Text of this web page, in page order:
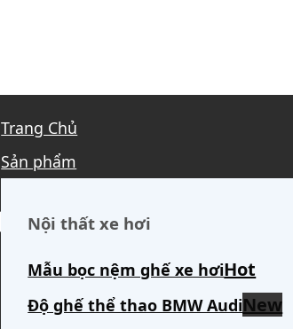
Trang Chủ
Sản phẩm
Nội thất xe hơi
Mẫu bọc nệm ghế xe hơi
Độ ghế thể thao BMW Audi